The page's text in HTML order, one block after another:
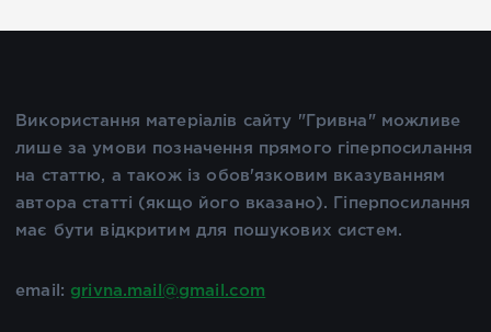
Використання матеріалів сайту "Гривна" можливе
лише за умови позначення прямого гіперпосилання
на статтю, а також із обов'язковим вказуванням
автора статті (якщо його вказано). Гіперпосилання
має бути відкритим для пошукових систем.
email: grivna.mail@gmail.com